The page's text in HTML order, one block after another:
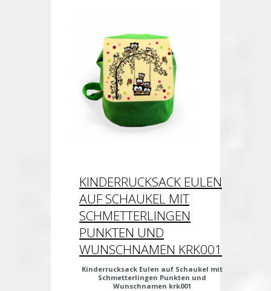
KINDERRUCKSACK EULEN
AUF SCHAUKEL MIT
SCHMETTERLINGEN
PUNKTEN UND
WUNSCHNAMEN KRK001
Kinderrucksack Eulen auf Schaukel mit
Schmetterlingen Punkten und
Wunschnamen krk001